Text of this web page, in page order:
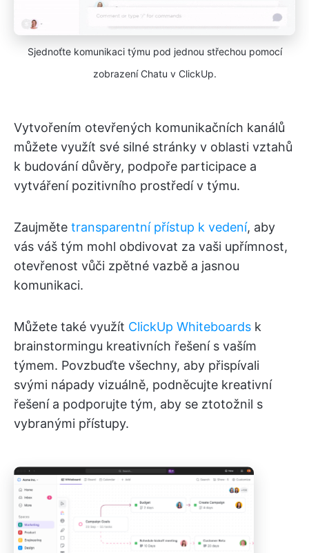
Sjednoťte komunikaci týmu pod jednou střechou pomocí
zobrazení Chatu v ClickUp.
Vytvořením otevřených komunikačních kanálů
můžete využít své silné stránky v oblasti vztahů
k budování důvěry, podpoře participace a
vytváření pozitivního prostředí v týmu.
Zaujměte transparentní přístup k vedení, aby
vás váš tým mohl obdivovat za vaši upřímnost,
otevřenost vůči zpětné vazbě a jasnou
komunikaci.
Můžete také využít ClickUp Whiteboards k
brainstormingu kreativních řešení s vaším
týmem. Povzbuďte všechny, aby přispívali
svými nápady vizuálně, podněcujte kreativní
řešení a podporujte tým, aby se ztotožnil s
vybranými přístupy.